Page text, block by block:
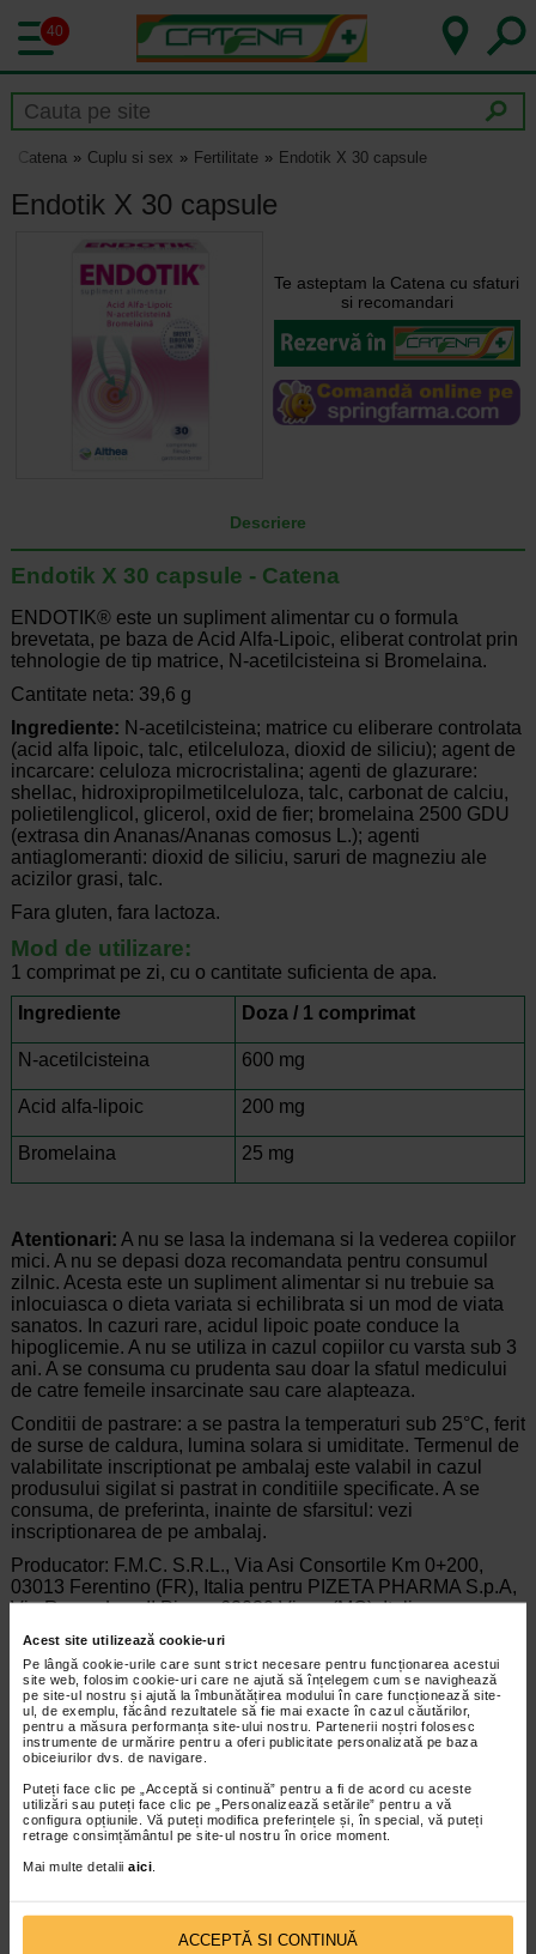
Acest site utilizează cookie-uri
Pe lângă cookie-urile care sunt strict necesare pentru funcționarea acestui
site web, folosim cookie-uri care ne ajută să înțelegem cum se navighează
pe site-ul nostru și ajută la îmbunătățirea modului în care funcționează site-
ul, de exemplu, făcând rezultatele să fie mai exacte în cazul căutărilor,
pentru a măsura performanța site-ului nostru. Partenerii noștri folosesc
instrumente de urmărire pentru a oferi publicitate personalizată pe baza
obiceiurilor dvs. de navigare.
Puteți face clic pe „Acceptă si continuă” pentru a fi de acord cu aceste
utilizări sau puteți face clic pe „Personalizează setările” pentru a vă
configura opțiunile. Vă puteți modifica preferințele și, în special, vă puteți
retrage consimțământul pe site-ul nostru în orice moment.
Mai multe detalii aici
ACCEPTĂ SI CONTINUĂ
40
Catena Cuplu si sex Fertilitate Endotik X 30 capsule
Endotik X 30 capsule
Te asteptam la Catena cu sfaturi
si recomandari
Descriere
Endotik X 30 capsule - Catena
ENDOTIK® este un supliment alimentar cu o formula
brevetata, pe baza de Acid Alfa-Lipoic, eliberat controlat prin
tehnologie de tip matrice, N-acetilcisteina si Bromelaina.
Cantitate neta: 39,6 g
Ingrediente: N-acetilcisteina; matrice cu eliberare controlata
(acid alfa lipoic, talc, etilceluloza, dioxid de siliciu); agent de
incarcare: celuloza microcristalina; agenti de glazurare:
shellac, hidroxipropilmetilceluloza, talc, carbonat de calciu,
polietilenglicol, glicerol, oxid de fier; bromelaina 2500 GDU
(extrasa din Ananas/Ananas comosus L.); agenti
antiaglomeranti: dioxid de siliciu, saruri de magneziu ale
acizilor grasi, talc.
Fara gluten, fara lactoza.
Mod de utilizare:
1 comprimat pe zi, cu o cantitate suficienta de apa.
Ingrediente
Doza / 1 comprimat
N-acetilcisteina 600 mg
Acid alfa-lipoic 200 mg
Bromelaina 25 mg
Atentionari: A nu se lasa la indemana si la vederea copiilor
mici. A nu se depasi doza recomandata pentru consumul
zilnic. Acesta este un supliment alimentar si nu trebuie sa
inlocuiasca o dieta variata si echilibrata si un mod de viata
sanatos. In cazuri rare, acidul lipoic poate conduce la
hipoglicemie. A nu se utiliza in cazul copiilor cu varsta sub 3
ani. A se consuma cu prudenta sau doar la sfatul medicului
de catre femeile insarcinate sau care alapteaza.
Conditii de pastrare: a se pastra la temperaturi sub 25°C, ferit
de surse de caldura, lumina solara si umiditate. Termenul de
valabilitate inscriptionat pe ambalaj este valabil in cazul
produsului sigilat si pastrat in conditiile specificate. A se
consuma, de preferinta, inainte de sfarsitul: vezi
inscriptionarea de pe ambalaj.
Producator: F.M.C. S.R.L., Via Asi Consortile Km 0+200,
03013 Ferentino (FR), Italia pentru PIZETA PHARMA S.p.A,
Via Roma, Loc. II Piano, 62039 Visso (MC), Italia
Detinator notificare: Althea Life Science S.R.L., str. Prahova,
nr. 7, parter, Sector 1, 012422 Bucuresti, Romania. E-mail:
office@althealifescience.ro Produs notificat CRSP Iasi AD
nr. 3496/2022
Acest produs este lansat in Italia sub marca inregistrata
Naxend®. ENDOTIK® este formulat prin tehnologia
patentata Naxend®.
ENDOTIK® este marca inregistrata Althea Life Science
CELE MAI RECENTE ARTICOLE